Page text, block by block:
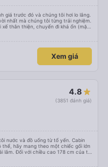
giá trước đó và chúng tôi hơi lo lắng.
nhất mà chúng tôi từng trải nghiệm.
thân thiện, chuyến đi khá ổn (mặc
Việt Nam ^^), và chỗ ngồi thoải
Xem giá
4.8
(3851 đánh giá)
nước và đồ uống từ tổ yến. Cabin
hãy mang theo một chiếc gối lớn
Đối với chiều cao 178 cm của tôi
Tôi chọn khởi hành từ văn phòng ở